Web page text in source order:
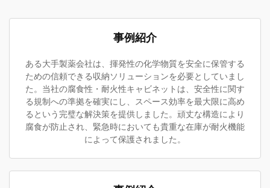
事例紹介
ある大手製薬会社は、揮発性の化学物質を安全に保管する
ための信頼できる収納ソリューションを必要としていまし
た。当社の腐食性・耐火性キャビネットは、安全性に関す
る規制への準拠を確実にし、スペース効率を最大限に高め
るという完璧な解決策を提供しました。頑丈な構造により
腐食が防止され、緊急時においても貴重な在庫が耐火機能
によって保護されました。